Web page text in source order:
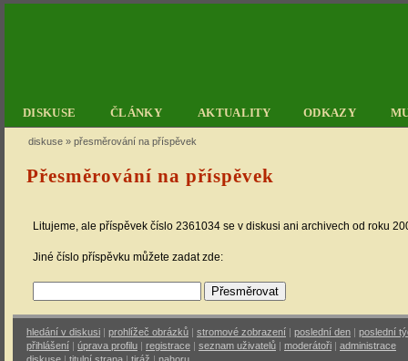
DISKUSE ČLÁNKY AKTUALITY ODKAZY
diskuse » přesměrování na příspěvek
Přesměrování na příspěvek
Litujeme, ale příspěvek číslo 2361034 se v diskusi ani archivech od roku
Jiné číslo příspěvku můžete zadat zde:
hledání v diskusi | prohlížeč obrázků | stromové zobrazení | poslední den | poslední
přihlášení | úprava profilu | registrace | seznam uživatelů | moderátoři | administrace